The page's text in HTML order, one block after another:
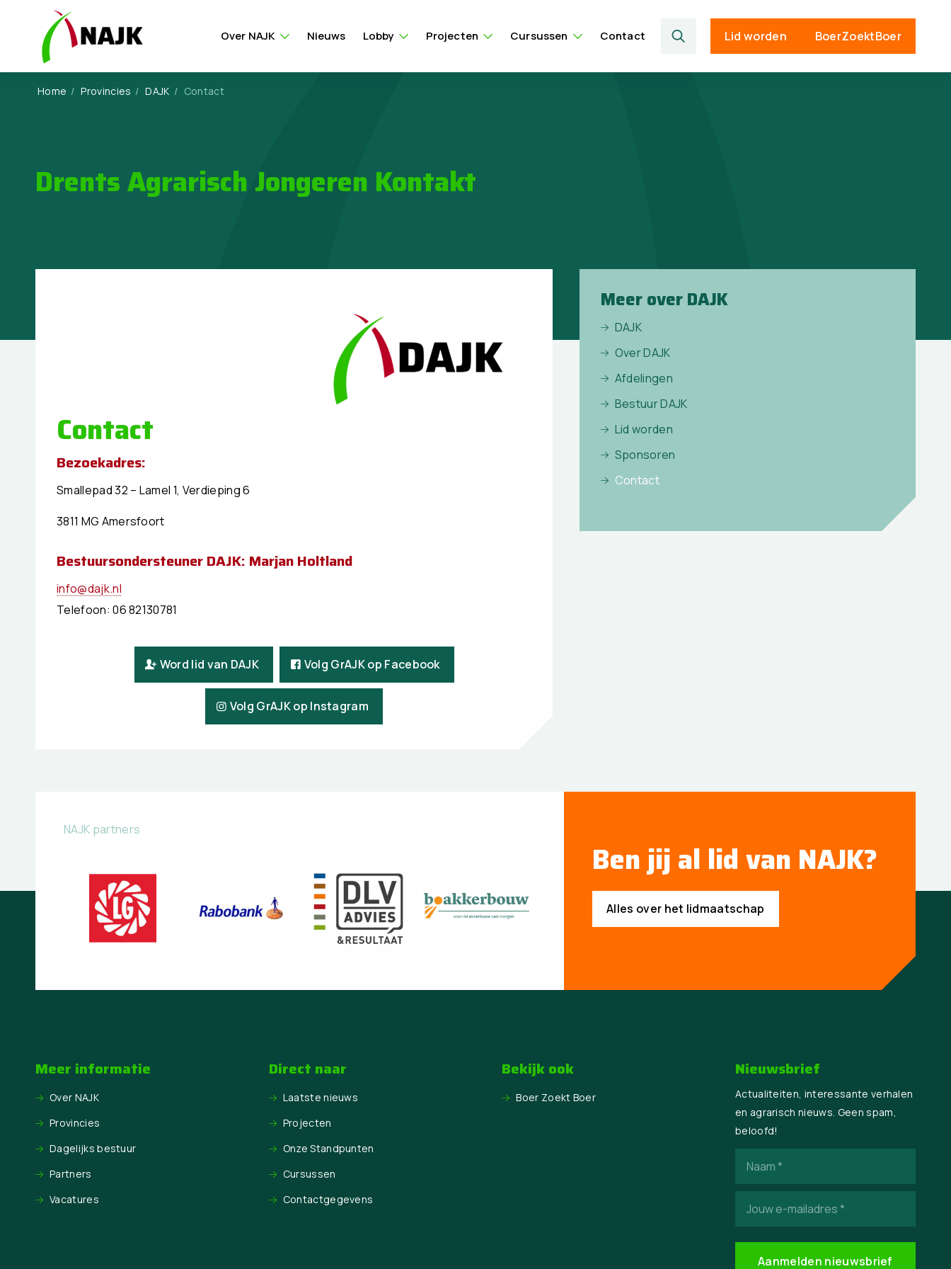
Over NAJK Nieuws Lobby Projecten Cursussen Contact Lid worden BoerZoektBoer
Home / Provincies / DAJK / Contact
Drents Agrarisch Jongeren Kontakt
Contact
Bezoekadres:
Smallepad 32 – Lamel 1, Verdieping 6
3811 MG Amersfoort
Bestuursondersteuner DAJK: Marjan Holtland
info@dajk.nl
Telefoon: 06 82130781
Word lid van DAJK Volg GrAJK op Facebook
Volg GrAJK op Instagram
Meer over DAJK
DAJK
Over DAJK
Afdelingen
Bestuur DAJK
Lid worden
Sponsoren
Contact
NAJK partners
Ben jij al lid van NAJK?
Alles over het lidmaatschap
Meer informatie
Over NAJK
Provincies
Dagelijks bestuur
Partners
Vacatures
Direct naar
Laatste nieuws
Projecten
Onze Standpunten
Cursussen
Contactgegevens
Bekijk ook
Boer Zoekt Boer
Nieuwsbrief
Actualiteiten, interessante verhalen
en agrarisch nieuws. Geen spam,
beloofd!
mailadres